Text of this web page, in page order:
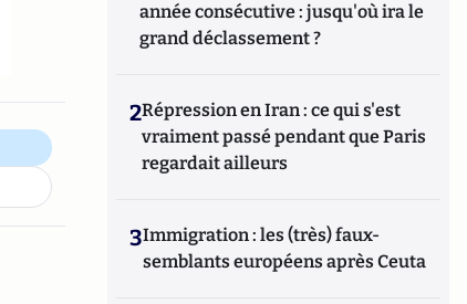
année consécutive : jusqu'où ira le
grand déclassement ?
2Répression en Iran : ce qui s'est
vraiment passé pendant que Paris
regardait ailleurs
3Immigration : les (très) faux-
semblants européens après Ceuta